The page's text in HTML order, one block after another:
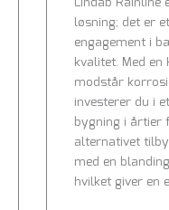
løsning; det er
engagement i
kvalitet. Med
modstår
investerer du i
bygning i årtier
alternativet
med en
hvilket giver en